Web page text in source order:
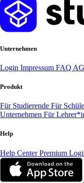
Unternehmen
Login Impressum FAQ
Produkt
Für Studierende Für
Unternehmen Für
Help
Help CenterPremium